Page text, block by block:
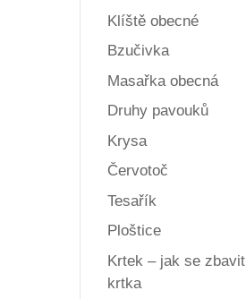
Klíště obecné
Bzučivka
Masařka obecná
Druhy pavouků
Krysa
Červotoč
Tesařík
Ploštice
Krtek – jak se zbavit
krtka